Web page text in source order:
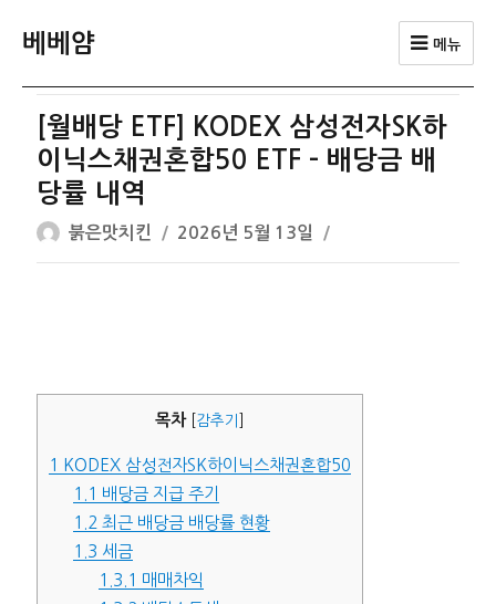
베베얌 메뉴
[월배당 ETF] KODEX 삼성전자SK하
이닉스채권혼합50 ETF – 배당금 배
당률 내역
글
쓴
붉은맛치킨
작
성
2026년 5월 13일
목차 감추기
1
KODEX 삼성전자SK하이닉스채권혼합50
1.1 배당금 지급 주기
1.2 최근 배당금 배당률 현황
1.3 세금
1.3.1 매매차익